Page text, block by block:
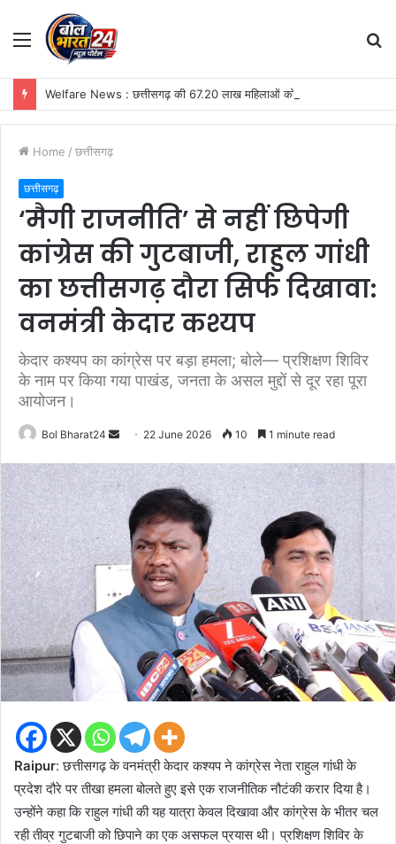
Menu
Home / छत्तीसगढ़
छत्तीसगढ़
‘मैगी राजनीति’ से नहीं छिपेगी
कांग्रेस की गुटबाजी, राहुल गांधी
का छत्तीसगढ़ दौरा सिर्फ दिखावा:
वनमंत्री केदार कश्यप
केदार कश्यप का कांग्रेस पर बड़ा हमला; बोले— प्रशिक्षण शिविर
के नाम पर किया गया पाखंड, जनता के असल मुद्दों से दूर रहा पूरा
आयोजन।
Bol Bharat24
Send
email
22 June 2026 10 1 minute read
Raipur: छत्तीसगढ़ के वनमंत्री केदार कश्यप ने कांग्रेस नेता राहुल गांधी के
प्रदेश दौरे पर तीखा हमला बोलते हुए इसे एक राजनीतिक नौटंकी करार दिया है।
उन्होंने कहा कि राहुल गांधी की यह यात्रा केवल दिखावा और कांग्रेस के भीतर चल
रही तीव्र गुटबाजी को छिपाने का एक असफल प्रयास थी। प्रशिक्षण शिविर के